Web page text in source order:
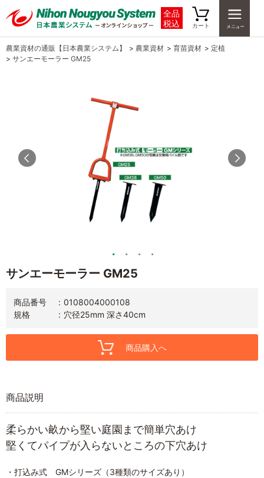
全品
税込
カート
農業資材の通販【日本農業システム】 > 農業資材 > 育苗資材 > 定植
> サンエーモーラー GM25
サンエーモーラー GM25
商品番号
0108004000108
規格
穴径25mm 深さ40cm
商品購入へ
商品説明
柔らかい畝から堅い庭園まで簡単穴あけ
堅くてパイプが入らないところの下穴あけ
・打込み式 GMシリーズ（3種類のサイズあり）